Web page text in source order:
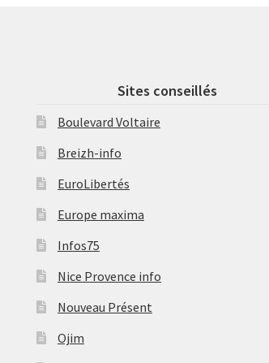
Sites conseillés
Boulevard Voltaire
Breizh-info
EuroLibertés
Europe maxima
Infos75
Nice Provence info
Nouveau Présent
Ojim